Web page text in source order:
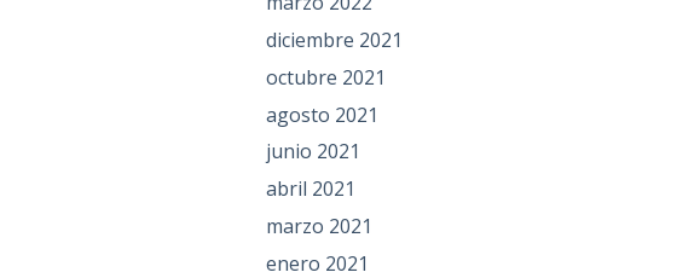
diciembre 2021
octubre 2021
agosto 2021
junio 2021
abril 2021
marzo 2021
enero 2021